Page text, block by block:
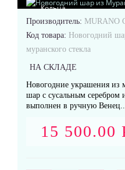
Кольца
Подвески
Производитель: MURANO
Код товара: Новогодний
муранского стекла
НА СКЛАДЕ
Новогодние украшения из
шар с сусальным серебром
выполнен в ручную Венец..
15 500.00